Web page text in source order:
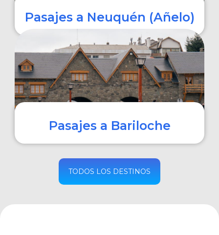
Pasajes a Neuquén (Añelo)
COMPRAR
Pasajes a Bariloche
COMPRAR
TODOS LOS DESTINOS